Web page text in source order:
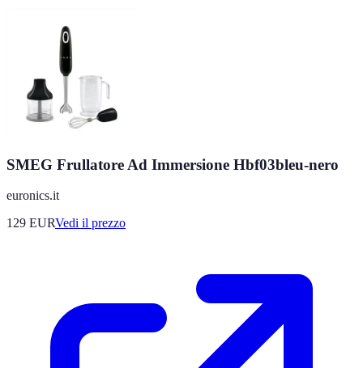
SMEG Frullatore Ad Immersione Hbf03bleu-nero
euronics.it
129 EURVedi il prezzo